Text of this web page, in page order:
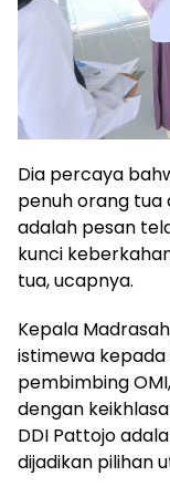
Dia percaya
penuh orang tua
adalah pesan
kunci
tua, ucapnya.
Kepala
istimewa
pembimbing
dengan
DDI Pattojo
dijadikan pilihan